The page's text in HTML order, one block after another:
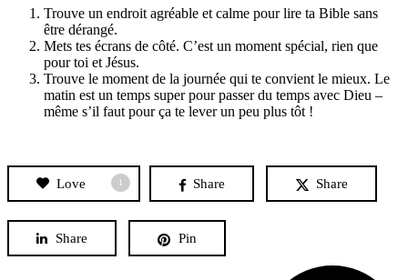
Trouve un endroit agréable et calme pour lire ta Bible sans
être dérangé.
Mets tes écrans de côté. C’est un moment spécial, rien que
pour toi et Jésus.
Trouve le moment de la journée qui te convient le mieux. Le
matin est un temps super pour passer du temps avec Dieu –
même s’il faut pour ça te lever un peu plus tôt !
Love 1 Share Share
Share Pin